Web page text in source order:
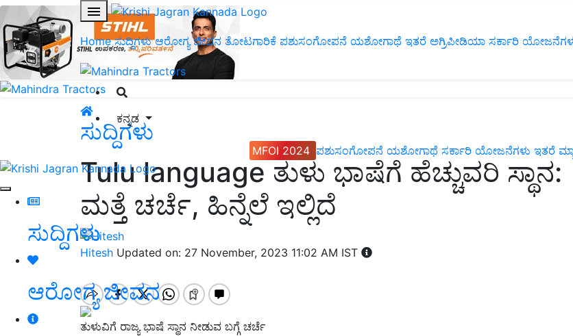
Home ಸುದ್ದಿಗಳು ಆರೋಗ್ಯ ಜೀವನ ತೋಟಗಾರಿಕೆ ಪಶುಸಂಗೋಪನೆ ಯಶೋಗಾಥೆ ಇತರೆ ಅಗ್ರಿಪೀಡಿಯಾ ಸರ್ಕಾರಿ
ಕನ್ನಡ
MFOI 2024 ಪಶುಸಂಗೋಪನೆ ಯಶೋಗಾಥೆ ಸರ್ಕಾರಿ ಯೋಜನೆಗಳು ಇತರೆ
ಸುದ್ದಿಗಳು
ಆರೋಗ್ಯ ಜೀವನ
ಸುದ್ದಿಗಳು
Tulu language ತುಳು ಭಾಷೆಗೆ ಹೆಚ್ಚುವರಿ ಸ್ಥಾನ:
ಮತ್ತೆ ಚರ್ಚೆ, ಹಿನ್ನೆಲೆ ಇಲ್ಲಿದೆ
Hitesh Updated on: 27 November, 2023 11:02 AM IST
ತುಳುವಿಗೆ ರಾಜ್ಯ ಭಾಷೆ ಸ್ಥಾನ ನೀಡುವ ಬಗ್ಗೆ ಚರ್ಚೆ